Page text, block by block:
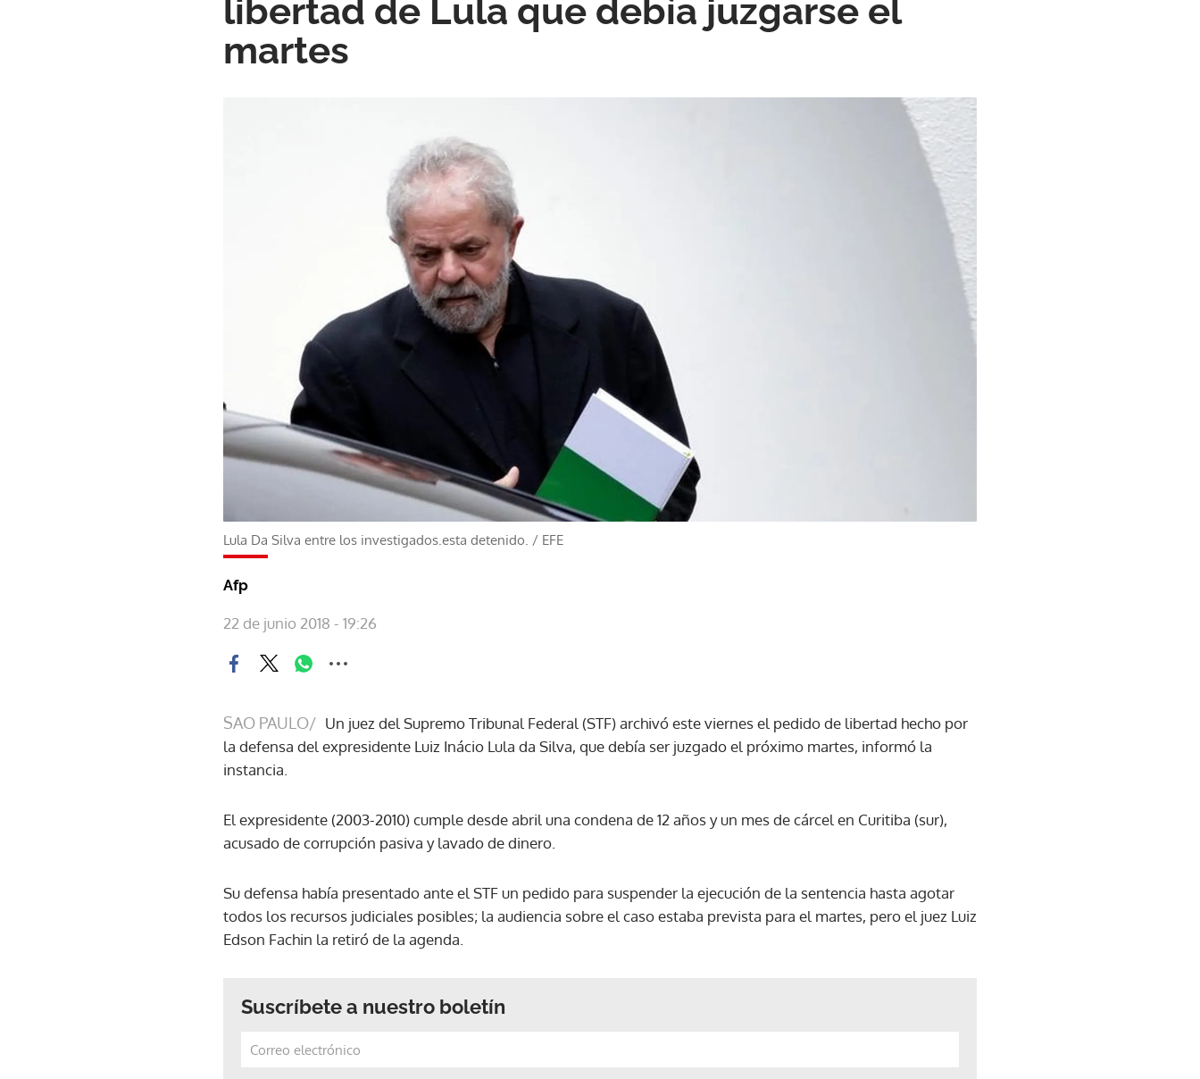
libertad de Lula que debía juzgarse el
martes
Lula Da Silva entre los investigados.esta detenido. / EFE
Afp
22 de junio 2018 - 19:26
SAO PAULO/ Un juez del Supremo Tribunal Federal (STF) archivó este viernes el pedido de libertad hecho por
la defensa del expresidente Luiz Inácio Lula da Silva, que debía ser juzgado el próximo martes, informó la
instancia.
El expresidente (2003-2010) cumple desde abril una condena de 12 años y un mes de cárcel en Curitiba (sur),
acusado de corrupción pasiva y lavado de dinero.
Su defensa había presentado ante el STF un pedido para suspender la ejecución de la sentencia hasta agotar
todos los recursos judiciales posibles; la audiencia sobre el caso estaba prevista para el martes, pero el juez Luiz
Edson Fachin la retiró de la agenda.
Suscríbete a nuestro boletín